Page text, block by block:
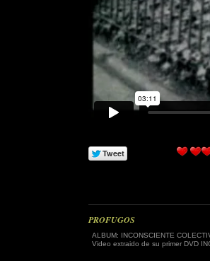
PROFUGOS
ALBUM: INCONSCIENTE
Video extraido de su primer DVD